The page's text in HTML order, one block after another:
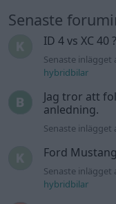
Detta köpte
Senaste inlägget
244
Senaste inlägget
Motorteknik
Passat -13
Senaste inlägget
felsökning
Man man ha